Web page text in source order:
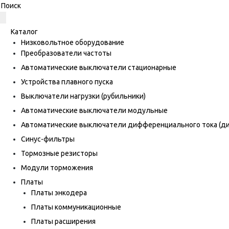
Каталог
Низковольтное оборудование
Преобразователи частоты
Автоматические выключатели стационарные
Устройства плавного пуска
Выключатели нагрузки (рубильники)
Автоматические выключатели модульные
Автоматические выключатели дифференциального тока
Синус-фильтры
Тормозные резисторы
Модули торможения
Платы
Платы энкодера
Платы коммуникационные
Платы расширения